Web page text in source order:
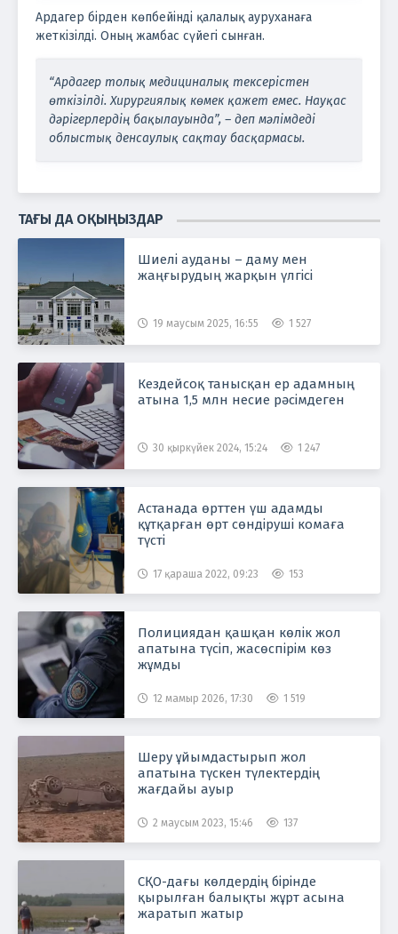
Ардагер бірден көпбейінді қалалық ауруханаға
жеткізілді. Оның жамбас сүйегі сынған.
“Ардагер толық медициналық тексерістен
өткізілді. Хирургиялық көмек қажет емес. Науқас
дәрігерлердің бақылауында”, – деп мәлімдеді
облыстық денсаулық сақтау басқармасы.
ТАҒЫ ДА ОҚЫҢЫЗДАР
Шиелі ауданы – даму мен
жаңғырудың жарқын үлгісі
19 маусым 2025, 16:55 1 527
Кездейсоқ танысқан ер адамның
атына 1,5 млн несие рәсімдеген
30 қыркүйек 2024, 15:24 1 247
Астанада өрттен үш адамды
құтқарған өрт сөндіруші комаға
түсті
17 қараша 2022, 09:23 153
Полициядан қашқан көлік жол
апатына түсіп, жасөспірім көз
жұмды
12 мамыр 2026, 17:30 1 519
Шеру ұйымдастырып жол
апатына түскен түлектердің
жағдайы ауыр
2 маусым 2023, 15:46 137
СҚО-дағы көлдердің бірінде
қырылған балықты жұрт асына
жаратып жатыр